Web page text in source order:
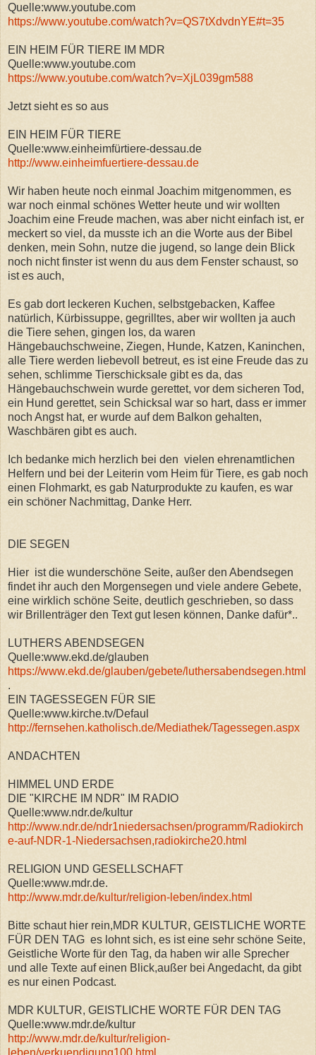
Quelle:www.youtube.com
https://www.youtube.com/watch?v=QS7tXdvdnYE#t=35
EIN HEIM FÜR TIERE IM MDR
Quelle:www.youtube.com
https://www.youtube.com/watch?v=XjL039gm588
Jetzt sieht es so aus
EIN HEIM FÜR TIERE
Quelle:www.einheimfürtiere-dessau.de
http://www.einheimfuertiere-dessau.de
Wir haben heute noch einmal Joachim mitgenommen, es
war noch einmal schönes Wetter heute und wir wollten
Joachim eine Freude machen, was aber nicht einfach ist, er
meckert so viel, da musste ich an die Worte aus der Bibel
denken, mein Sohn, nutze die jugend, so lange dein Blick
noch nicht finster ist wenn du aus dem Fenster schaust, so
ist es auch,
Es gab dort leckeren Kuchen, selbstgebacken, Kaffee
natürlich, Kürbissuppe, gegrilltes, aber wir wollten ja auch
die Tiere sehen, gingen los, da waren
Hängebauchschweine, Ziegen, Hunde, Katzen, Kaninchen,
alle Tiere werden liebevoll betreut, es ist eine Freude das zu
sehen, schlimme Tierschicksale gibt es da, das
Hängebauchschwein wurde gerettet, vor dem sicheren Tod,
ein Hund gerettet, sein Schicksal war so hart, dass er immer
noch Angst hat, er wurde auf dem Balkon gehalten,
Waschbären gibt es auch.
Ich bedanke mich herzlich bei den vielen ehrenamtlichen
Helfern und bei der Leiterin vom Heim für Tiere, es gab noch
einen Flohmarkt, es gab Naturprodukte zu kaufen, es war
ein schöner Nachmittag, Danke Herr.
DIE SEGEN
Hier ist die wunderschöne Seite, außer den Abendsegen
findet ihr auch den Morgensegen und viele andere Gebete,
eine wirklich schöne Seite, deutlich geschrieben, so dass
wir Brillenträger den Text gut lesen können, Danke dafür*..
LUTHERS ABENDSEGEN
Quelle:www.ekd.de/glauben
https://www.ekd.de/glauben/gebete/luthersabendsegen.html
.
EIN TAGESSEGEN FÜR SIE
Quelle:www.kirche.tv/Defaul
http://fernsehen.katholisch.de/Mediathek/Tagessegen.aspx
ANDACHTEN
HIMMEL UND ERDE
DIE "KIRCHE IM NDR" IM RADIO
Quelle:www.ndr.de/kultur
http://www.ndr.de/ndr1niedersachsen/programm/Radiokirch
e-auf-NDR-1-Niedersachsen,radiokirche20.html
RELIGION UND GESELLSCHAFT
Quelle:www.mdr.de.
http://www.mdr.de/kultur/religion-leben/index.html
Bitte schaut hier rein,MDR KULTUR, GEISTLICHE WORTE
FÜR DEN TAG es lohnt sich, es ist eine sehr schöne Seite,
Geistliche Worte für den Tag, da haben wir alle Sprecher
und alle Texte auf einen Blick,außer bei Angedacht, da gibt
es nur einen Podcast.
MDR KULTUR, GEISTLICHE WORTE FÜR DEN TAG
Quelle:www.mdr.de/kultur
http://www.mdr.de/kultur/religion-
leben/verkuendigung100.html